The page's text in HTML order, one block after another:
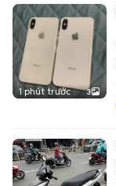
1 phút trước 3